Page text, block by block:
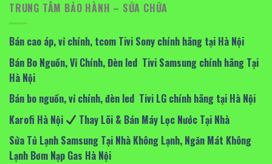
TRUNG TÂM BẢO HÀNH – SỬA CHỮA
Bán cao áp, vỉ chính, tcom Tivi Sony chính hãng tại Hà Nội
Bán Bo Nguồn, Vỉ Chính, Đèn led Tivi Samsung chính hãng Tại
Hà Nội
Bán bo nguồn, vỉ chính, đèn led Tivi LG chính hãng tại Hà Nội
Karofi Hà Nội
Thay Lõi & Bán Máy Lọc Nước Tại Nhà
Sửa Tủ Lạnh Samsung Tại Nhà Không Lạnh, Ngăn Mát Không
Lạnh Bơm Nạp Gas Hà Nội